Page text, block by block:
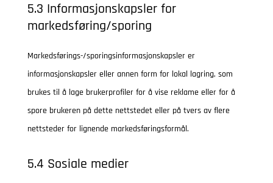
5.3 Informasjonskapsler for
markedsføring/sporing
Markedsførings-/sporingsinformasjonskapsler er
informasjonskapsler eller annen form for lokal lagring, som
brukes til å lage brukerprofiler for å vise reklame eller for å
spore brukeren på dette nettstedet eller på tvers av flere
nettsteder for lignende markedsføringsformål.
5.4 Sosiale medier